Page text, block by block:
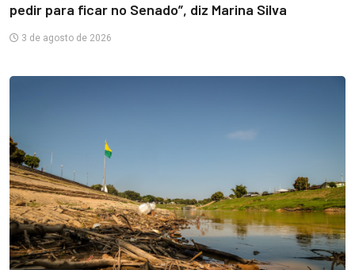
pedir para ficar no Senado”, diz Marina Silva
3 de agosto de 2026